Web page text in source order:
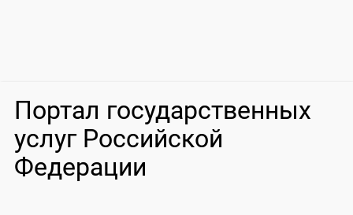
Портал государственных
услуг Российской
Федерации